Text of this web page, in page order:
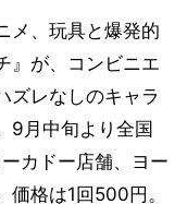
メ、玩具と爆発的
』が、コンビニエ
ズレなしのキャラ
9月中旬より全国
カドー店舗、ヨー
価格は1回500円。